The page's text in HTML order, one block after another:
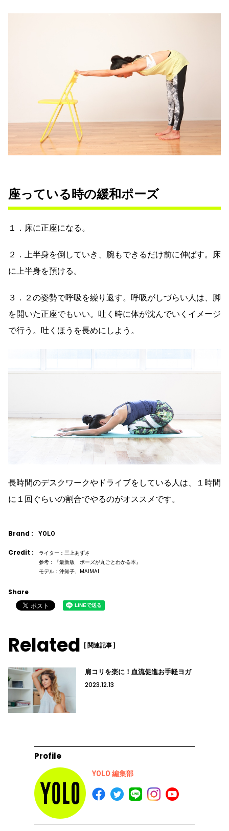
座っている時の緩和ポーズ
１．床に正座になる。
２．上半身を倒していき、腕もできるだけ前に伸ばす。床
に上半身を預ける。
３．２の姿勢で呼吸を繰り返す。呼吸がしづらい人は、脚
を開いた正座でもいい。吐く時に体が沈んでいくイメージ
で行う。吐くほうを長めにしよう。
長時間のデスクワークやドライブをしている人は、１時間
に１回ぐらいの割合でやるのがオススメです。
Brand : YOLO
Credit :
ライター：三上あずさ
参考：『最新版 ポーズが丸ごとわかる本』
モデル：沖知子、MAIMAI
Share
Related [ 関連記事 ]
肩コリを楽に！血流促進お手軽ヨガ
2023.12.13
Profile
YOLO 編集部